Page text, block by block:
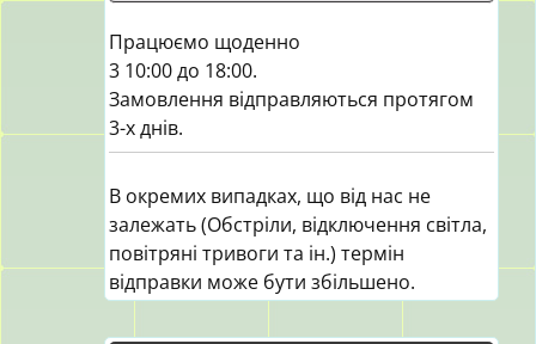
Працюємо щоденно
3 10:00 до 18:00.
Замовлення відправляються протягом
3-х днів.
В окремих випадках, що від нас не
залежать (Обстріли, відключення світла,
повітряні тривоги та ін.) термін
відправки може бути збільшено.